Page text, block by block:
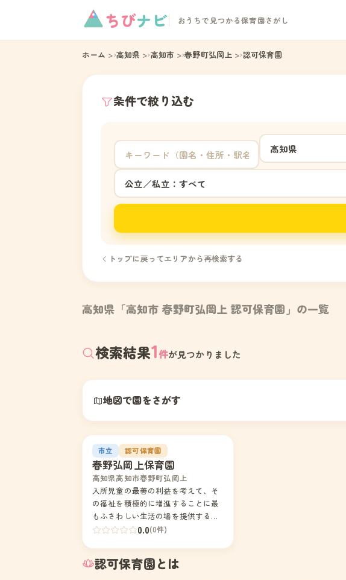
ちびナビ おうちで見つかる保育園さがし
ホーム 高知県 高知市 春野町弘岡上 認可保育園
条件で絞り込む
トップに戻ってエリアから再検索する
高知県「高知市 春野町弘岡上 認可保育園」の一覧
検索結果1件が見つかりました
地図で園をさがす
1市立 認可保育園
春野弘岡上保育園
高知県高知市春野町弘岡上
入所児童の最善の利益を考えて、そ
の福祉を積極的に増進することに最
もふさわしい生活の場を提供するよ
う努めるものとする。
0.0(0件)
認可保育園とは